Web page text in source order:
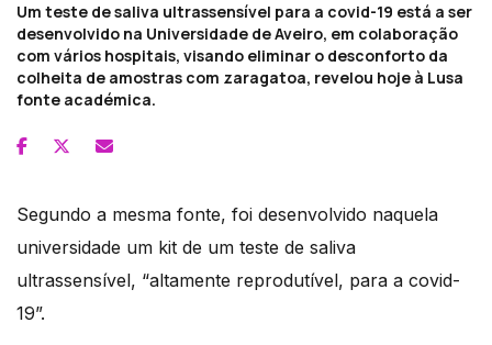
Um teste de saliva ultrassensível para a covid-19 está a ser
desenvolvido na Universidade de Aveiro, em colaboração
com vários hospitais, visando eliminar o desconforto da
colheita de amostras com zaragatoa, revelou hoje à Lusa
fonte académica.
Segundo a mesma fonte, foi desenvolvido naquela
universidade um kit de um teste de saliva
ultrassensível, “altamente reprodutível, para a covid-
19”.